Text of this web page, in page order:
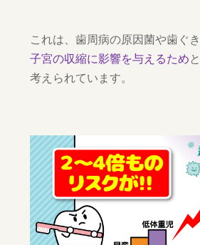
これは、歯周病の原因菌や歯ぐき
子宮の収縮に影響を与えるため と
考えられています。